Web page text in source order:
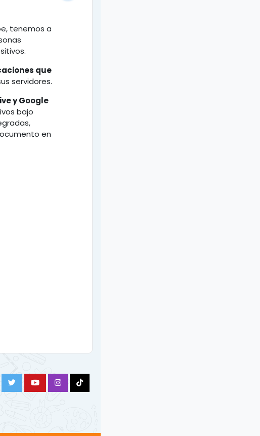
tenemos a
que
servidores.
y Google
bajo
en